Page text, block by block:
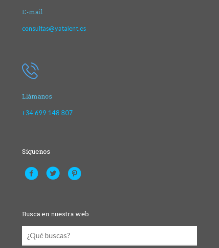
E-mail
consultas@yatalent.es
Llámanos
+34 699 148 807
Síguenos
Busca en nuestra web